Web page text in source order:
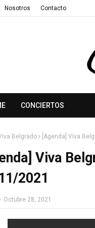
Nosotros Contacto
CONCIERTOS
Belgrado [Agenda] Viva
Viva
2021
- Octubre 28, 2021